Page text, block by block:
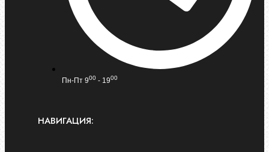
Пн-Пт 900 - 1900
НАВИГАЦИЯ: